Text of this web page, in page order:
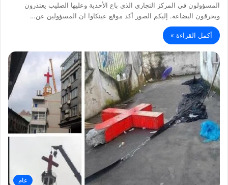
المسؤولون في المركز التجاري الذي باع الأحذية وعليها الصليب يعتذرون
ويحرقون البضاعة. إليكم الصور أكد موقع عينكاوا ان المسؤولين عن…
أكمل القراءة »
عام